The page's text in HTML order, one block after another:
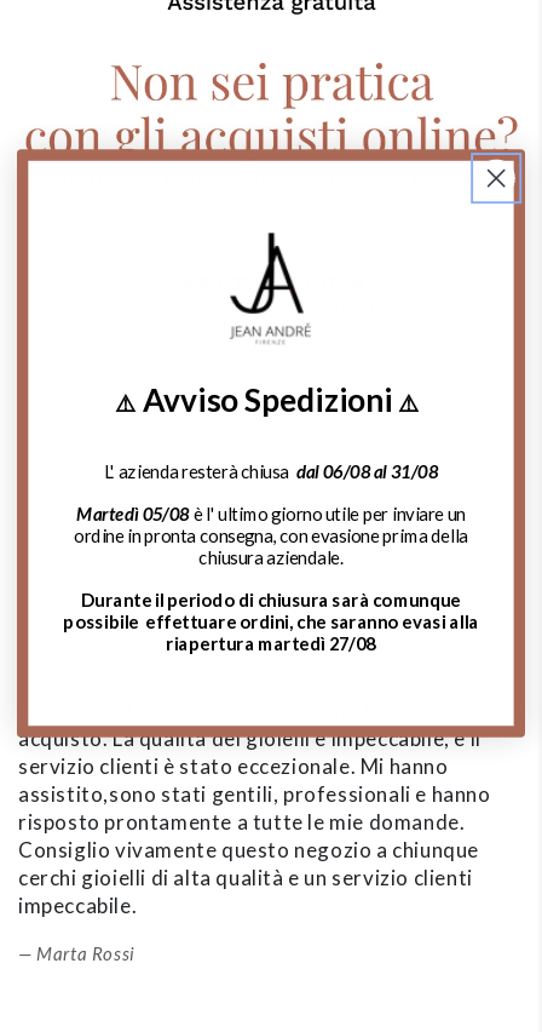
Contattaci su Whatsapp
Chiama Ora!
Cosa dicono di noi:
acquisto. La qualità dei gioielli è impeccabile, e il
servizio clienti è stato eccezionale. Mi hanno
assistito,sono stati gentili, professionali e hanno
risposto prontamente a tutte le mie domande.
Consiglio vivamente questo negozio a chiunque
cerchi gioielli di alta qualità e un servizio clienti
impeccabile.
Marta Rossi
⚠️ Avviso Spedizioni ⚠️
L' azienda resterà chiusa dal 06/08 al 31/08
Martedì 05/08è l' ultimo giorno utile per inviare un
ordine in pronta consegna, con evasione prima della
chiusura aziendale.
Durante il periodo di chiusura sarà comunque
possibile effettuare ordini, che saranno evasi alla
riapertura martedì 27/08